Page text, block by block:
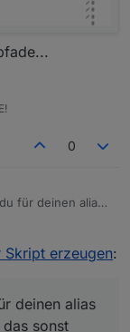
0
für deinen alias
DPs.
das.
mit deinem alias
erzeugen:
deinen alias
sonst